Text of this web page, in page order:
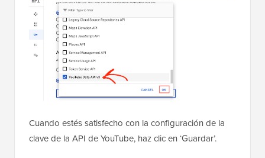
Cuando estés satisfecho con la configuración de la
clave de la API de YouTube, haz clic en ‘Guardar’.